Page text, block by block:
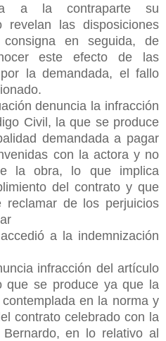
a la contraparte su
revelan las disposiciones
en seguida, de
este efecto de las
la demandada, el fallo
denuncia la infracción
Civil, la que se produce
demandada a pagar
con la actora y no
la obra, lo que implica
del contrato y que
de los perjuicios
a la indemnización
infracción del artículo
que se produce ya que la
en la norma y
contrato celebrado con la
en lo relativo al